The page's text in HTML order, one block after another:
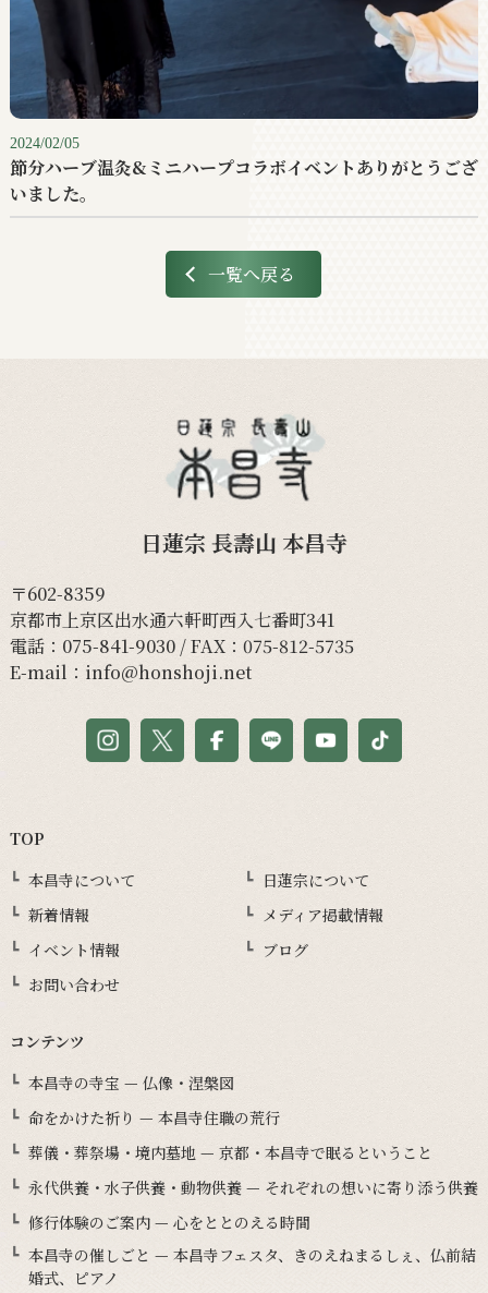
2024/02/05
節分ハーブ温灸&ミニハープコラボイベントありがとうござ
いました。
一覧へ戻る
日蓮宗 長壽山 本昌寺
〒602-8359
京都市上京区出水通六軒町西入七番町341
電話： 075-841-9030/ FAX：075-812-5735
E-mail： info@honshoji.net
TOP
本昌寺について
日蓮宗について
新着情報
メディア掲載情報
イベント情報
ブログ
お問い合わせ
コンテンツ
本昌寺の寺宝 — 仏像・涅槃図
命をかけた祈り — 本昌寺住職の荒行
葬儀・葬祭場・境内墓地 — 京都・本昌寺で眠るということ
永代供養・水子供養・動物供養 — それぞれの想いに寄り添う供養
修行体験のご案内 — 心をととのえる時間
本昌寺の催しごと — 本昌寺フェスタ、きのえねまるしぇ、仏前結
婚式、ピアノ